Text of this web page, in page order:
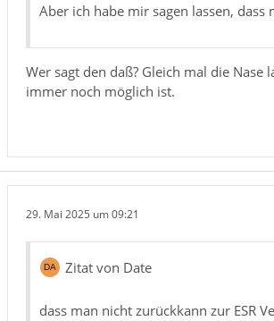
Aber ich habe mir sagen lassen, dass
Wer sagt den daß? Gleich mal die
immer noch möglich ist.
29. Mai 2025 um 09:21
Zitat von Date
dass man nicht zurückkann zur ESR